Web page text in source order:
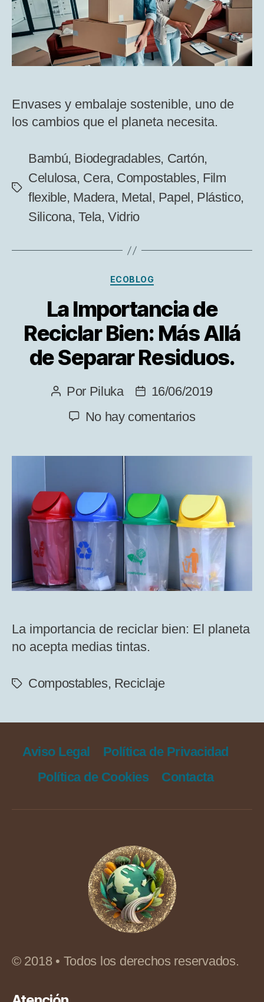
sus
distintas
Envases y embalaje sostenible, uno de
los cambios que el planeta necesita.
Etiquetas
Bambú, Biodegradables, Cartón,
Celulosa, Cera, Compostables, Film
flexible, Madera, Metal , Papel , Plástico,
Silicona,Tela,Vidrio
Categorías
ECOBLOG
La Importancia de
Reciclar Bien: Más Allá
de Separar Residuos.
Autor
de
entrada
Por Piluka
Fecha
de
entrada
16/06/2019
No hay comentariosen
Importancia
Reciclar
Bien:
Más
Allá
de
Separar
La importancia de reciclar bien: El planeta
no acepta medias tintas.
Etiquetas
Compostables, Reciclaje
Aviso Legal
Política de Privacidad
Política de Cookies
Contacta
© 2018 • Todos los derechos reservados.